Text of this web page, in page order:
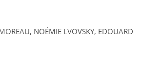
NOÉMIE LVOVSKY, EDOUARD